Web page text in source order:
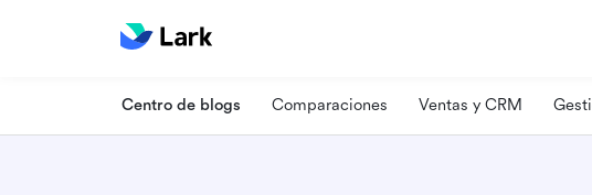
Centro de blogs Comparaciones Ventas y CRM